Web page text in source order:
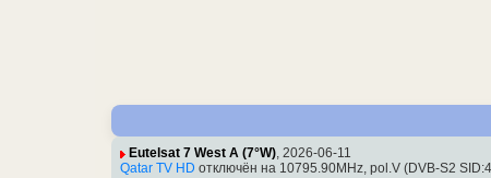
Eutelsat 7 West A (7°W), 2026-06-11
Qatar TV HD отключён на 10795.90MHz, pol.V (DVB-S2